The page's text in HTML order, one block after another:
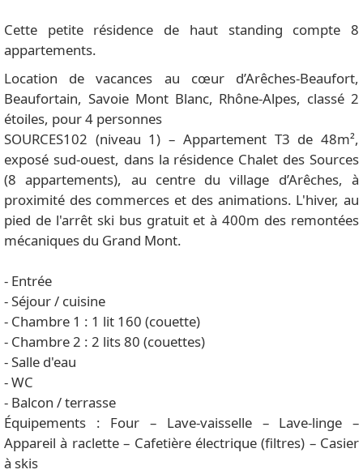
Cette petite résidence de haut standing compte 8
appartements.
Location de vacances au cœur d’Arêches-Beaufort,
Beaufortain, Savoie Mont Blanc, Rhône-Alpes, classé 2
étoiles, pour 4 personnes
SOURCES102 (niveau 1) – Appartement T3 de 48m²,
exposé sud-ouest, dans la résidence Chalet des Sources
(8 appartements), au centre du village d’Arêches, à
proximité des commerces et des animations. L'hiver, au
pied de l'arrêt ski bus gratuit et à 400m des remontées
mécaniques du Grand Mont.
- Entrée
- Séjour / cuisine
- Chambre 1 : 1 lit 160 (couette)
- Chambre 2 : 2 lits 80 (couettes)
- Salle d'eau
- WC
- Balcon / terrasse
Équipements : Four – Lave-vaisselle – Lave-linge –
Appareil à raclette – Cafetière électrique (filtres) – Casier
à skis